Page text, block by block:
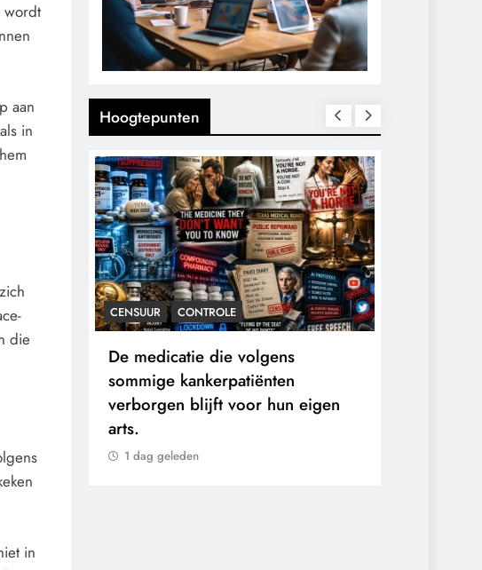
wordt
aan
in
die
in
Hoogtepunten
CENSUUR CONTROLE
De medicatie die volgens
sommige kankerpatiënten
verborgen blijft voor hun eigen
arts.
1 dag geleden